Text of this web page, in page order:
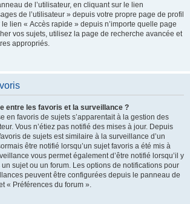
de l’utilisateur, en cliquant sur le lien
de l’utilisateur » depuis votre propre page de profil
lien « Accès rapide » depuis n’importe quelle page
vos sujets, utilisez la page de recherche avancée et
appropriés.
entre les favoris et la surveillance ?
en favoris de sujets s’apparentait à la gestion des
Vous n’étiez pas notifié des mises à jour. Depuis
de sujets est similaire à la surveillance d’un
être notifié lorsqu’un sujet favoris a été mis à
vous permet également d’être notifié lorsqu’il y
sujet ou un forum. Les options de notifications pour
peuvent être configurées depuis le panneau de
« Préférences du forum ».